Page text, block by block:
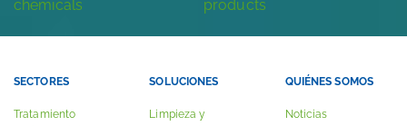
SECTORES
Tratamiento
SOLUCIONES
Limpieza y
QUIÉNES SOMOS
Noticias